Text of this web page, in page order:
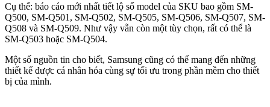
Cụ thể: báo cáo mới nhất tiết lộ số model của SKU bao gồm SM-
Q500, SM-Q501, SM-Q502, SM-Q505, SM-Q506, SM-Q507, SM-
Q508 và SM-Q509. Như vậy vẫn còn một tùy chọn, rất có thể là
SM-Q503 hoặc SM-Q504.
Một số nguồn tin cho biết, Samsung cũng có thể mang đến những
thiết kế được cá nhân hóa cùng sự tối ưu trong phần mềm cho thiết
bị của mình.